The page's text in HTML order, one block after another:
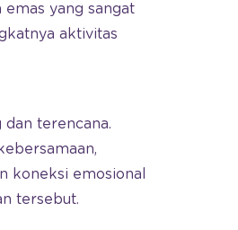
yang sangat
aktivitas
terencana.
koneksi emosional
tersebut.